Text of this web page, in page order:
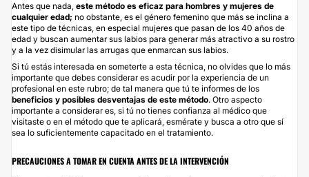
Antes que nada, este método es eficaz para hombres y mujeres de
cualquier edad; no obstante, es el género femenino que más se inclina a
este tipo de técnicas, en especial mujeres que pasan de los 40 años de
edad y buscan aumentar sus labios para generar más atractivo a su rostro
y a la vez disimular las arrugas que enmarcan sus labios.
Si tú estás interesada en someterte a esta técnica, no olvides que lo más
importante que debes considerar es acudir por la experiencia de un
profesional en este rubro; de tal manera que tú te informes de los
beneficios y posibles desventajas de este método. Otro aspecto
importante a considerar es, si tú no tienes confianza al médico que
visitaste o en el método que te aplicará, esmérate y busca a otro que sí
sea lo suficientemente capacitado en el tratamiento.
PRECAUCIONES A TOMAR EN CUENTA ANTES DE LA INTERVENCIÓN